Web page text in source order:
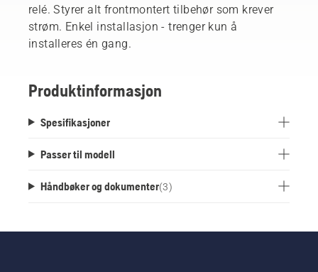
relé. Styrer alt frontmontert tilbehør som krever
strøm. Enkel installasjon - trenger kun å
installeres én gang.
Produktinformasjon
Spesifikasjoner
Passer til modell
Håndbøker og dokumenter(3)